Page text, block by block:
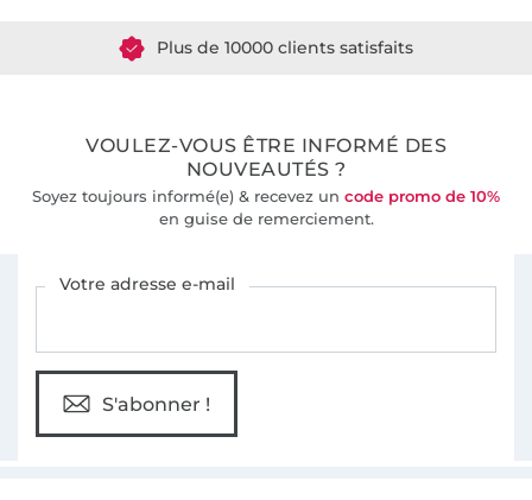
Plus de 10000 clients satisfaits
VOULEZ-VOUS ÊTRE INFORMÉ DES
NOUVEAUTÉS ?
Soyez toujours informé(e) & recevez un code promo de 10%
en guise de remerciement.
Votre adresse e-mail
S'abonner !